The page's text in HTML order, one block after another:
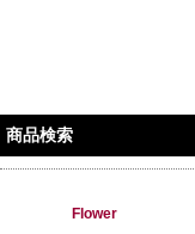
商品検索
Flower